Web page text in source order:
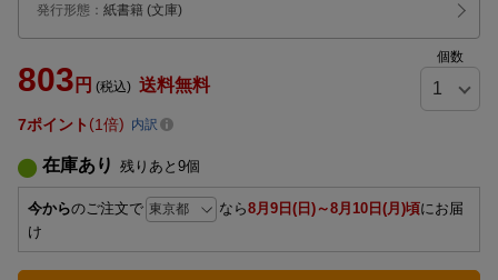
発行形態 ： 紙書籍 (文庫)
803 円 (税込) 送料無料
個数
7ポイント 1倍 内訳
在庫あり 残りあと 9個
今からのご注文で なら8月9日(日)～8月10日(月)頃にお届
け